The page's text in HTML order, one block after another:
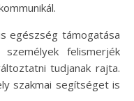
egészség támogatása
felismerjék
tudjanak rajta.
szakmai segítséget is